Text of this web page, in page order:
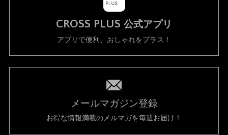
CROSS PLUS 公式アプリ
アプリで便利、おしゃれをプラス！
メールマガジン登録
お得な情報満載のメルマガを毎週お届け！